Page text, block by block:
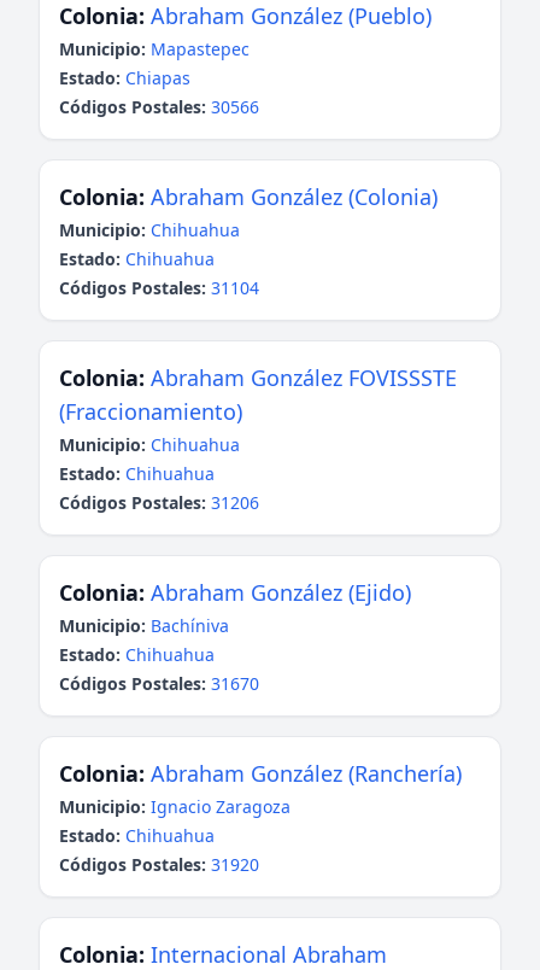
Colonia: Abraham González (Pueblo)
Municipio: Mapastepec
Estado: Chiapas
Códigos Postales: 30566
Colonia: Abraham González (Colonia)
Municipio: Chihuahua
Estado: Chihuahua
Códigos Postales: 31104
Colonia: Abraham González FOVISSSTE
(Fraccionamiento)
Municipio: Chihuahua
Estado: Chihuahua
Códigos Postales: 31206
Colonia: Abraham González (Ejido)
Municipio: Bachíniva
Estado: Chihuahua
Códigos Postales: 31670
Colonia: Abraham González (Ranchería)
Municipio: Ignacio Zaragoza
Estado: Chihuahua
Códigos Postales: 31920
Colonia: Internacional Abraham